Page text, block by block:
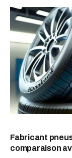
Fabricant
comparaison